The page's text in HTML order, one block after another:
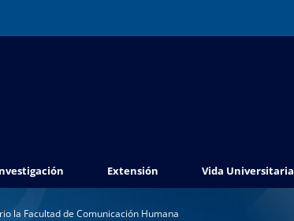
Extensión Vida Universitaria
la Facultad de Comunicación Humana